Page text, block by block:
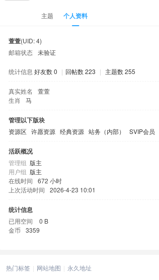
主题 个人资料
萱萱(UID: 4)
邮箱状态 未验证
统计信息 好友数 0 | 回帖数 223 | 主题数 255
真实姓名 萱萱
生肖
马
管理以下版块
资源区 许愿资源 经典资源 站务（内部） SVIP会员
活跃概况
管理组 版主
用户组 版主
在线时间
672 小时
上次活动时间
2026-4-23 10:01
统计信息
已用空间 0 B
金币
3359
热门标签 网站地图 永久地址